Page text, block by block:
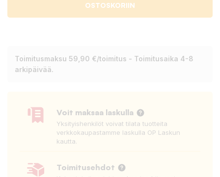
OSTOSKORIIN
Toimitusmaksu 59,90 €/toimitus - Toimitusaika 4-8
arkipäivää.
Voit maksaa laskulla
Yksityishenkilöt voivat tilata tuotteita
verkkokaupastamme laskulla OP Laskun
kautta.
Toimitusehdot